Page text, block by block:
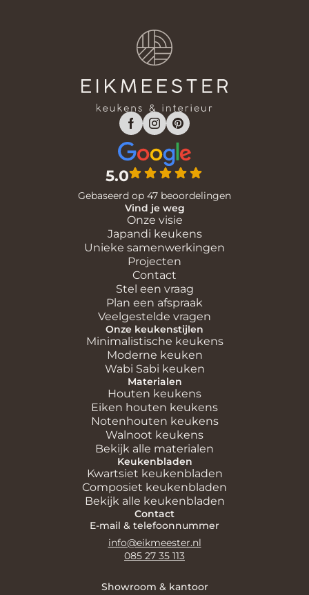
5.0
Gebaseerd op 47 beoordelingen
Vind je weg
Onze visie
Japandi keukens
Unieke samenwerkingen
Projecten
Contact
Stel een vraag
Plan een afspraak
Veelgestelde vragen
Onze keukenstijlen
Minimalistische keukens
Moderne keuken
Wabi Sabi keuken
Materialen
Houten keukens
Eiken houten keukens
Notenhouten keukens
Walnoot keukens
Bekijk alle materialen
Keukenbladen
Kwartsiet keukenbladen
Composiet keukenbladen
Bekijk alle keukenbladen
Contact
E-mail & telefoonnummer
info@eikmeester.nl
085 27 35 113
Showroom & kantoor